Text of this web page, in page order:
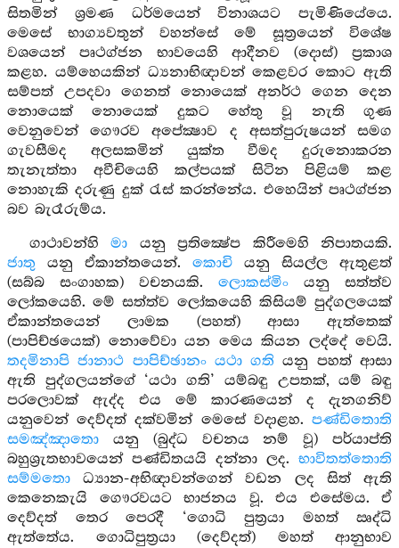
සිතමින් ශ්‍රමණ ධර්මයෙන් විනාශයට පැමිණියේයෙ.
මෙසේ භාග්‍යවතුන් වහන්සේ මේ සූත්‍රයෙන් විශේෂ
වශයෙන් පෘථග්ජන භාවයෙහි ආදීනව (දොස්) ප්‍රකාශ
කළහ. යම්හෙයකින් ධ්‍යනාභිඥාවන් කෙළවර කොට ඇති
සම්පත් උපදවා ගෙනත් නොයෙක් අනර්ථ ගෙන දෙන
නොයෙක් නොයෙක් දුකට හේතු වූ නැති ගුණ
වෙනුවෙන් ගෞරව අපේක්‍ෂාව ද අසත්පුරුෂයන් සමග
ගැවසීමද අලසකමින් යුක්ත වීමද දුරුනොකරන
තැනැත්තා අවීචියෙහි කල්පයක් සිටින පිළියම් කළ
නොහැකි දරුණු දුක් රැස් කරන්නේය. එහෙයින් පෘථග්ජන
බව බැරෑරුම්ය.
ගාථාවන්හිමා යනු ප්‍රතික්‍ෂේප කිරීමෙහි නිපාතයකි.
ජාතු යනු ඒකාන්තයෙන්. කොචි යනු සියල්ල ඇතුළත්
(සබ්බ සංගාහක) වචනයකි. ලොකස්මිං යනු සත්ත්ව
ලෝකයෙහි. මේ සත්ත්ව ලෝකයෙහි කිසියම් පුද්ගලයෙක්
ඒකාන්තයෙන් ලාමක (පහත්) ආසා ඇත්තෙක්
(පාපිච්ඡයෙක්) නොවේවා යන මෙය කියන ලද්දේ වෙයි.
තදමිනාපි ජානාථ පාපිච්ඡානං යථා ගති යනු පහත් ආසා
ඇති පුද්ගලයන්ගේ ‘යථා ගති’ යම්බඳු උපතක්, යම් බඳු
පරලොවක් ඇද්ද එය මේ කාරණයෙන් ද දැනගනිව්
යනුවෙන් දෙව්දත් දක්වමින් මෙසේ වදාළහ. පණ්ඩිතොති
සමඤ්ඤාතො යනු (බුද්ධ වචනය නම් වූ) පර්යාප්ති
බහුශ්‍රැතභාවයෙන් පණ්ඩිතයයි දන්නා ලද. භාවිතත්තොති
සම්මතො ධ්‍යාන-අභිඥාවන්ගෙන් වඩන ලද සිත් ඇති
කෙනෙකැයි ගෞරවයට භාජනය වූ. එය එසේමය. ඒ
දෙව්දත් තෙර පෙරදී ‘ගොධි පුත්‍රයා මහත් ඍද්ධි
ඇත්තේය. ගොධිපුත්‍රයා (දෙව්දත්) මහත් ආනුභාව